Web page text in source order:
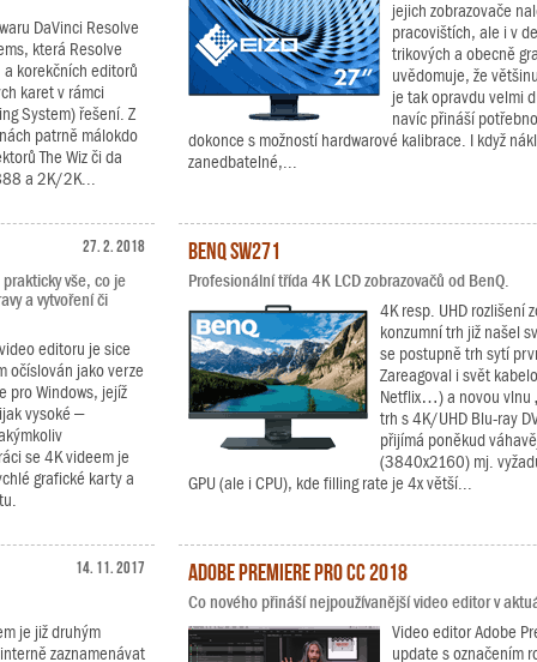
DaVinci Resolve
která Resolve
korekčních editorů
karet v rámci
System) řešení. Z
patrně málokdo
The Wiz či da
a 2K/2K...
jejich zobrazovače
pracovištích, ale i v
trikových a obecně
uvědomuje, že
je tak opravdu velmi
navíc přináší
dokonce s možností hardwarové kalibrace. I když
zanedbatelné,...
27. 2. 2018
vše, co je
a vytvoření či
editoru je sice
očíslován jako verze
pro Windows, jejíž
vysoké –
se 4K videem je
grafické karty a
BenQ SW271
Profesionální třída 4K LCD zobrazovačů od BenQ.
4K resp. UHD rozlišení
konzumní trh již našel
se postupně trh sytí
Zareagoval i svět
Netflix…) a novou vlnu
trh s 4K/UHD Blu-ray
přijímá poněkud
(3840x2160) mj.
GPU (ale i CPU), kde filling rate je 4x větší...
14. 11. 2017
je již druhým
zaznamenávat
Adobe Premiere Pro CC 2018
Co nového přináší nejpoužívanější video editor v
Video editor Adobe
update s označením